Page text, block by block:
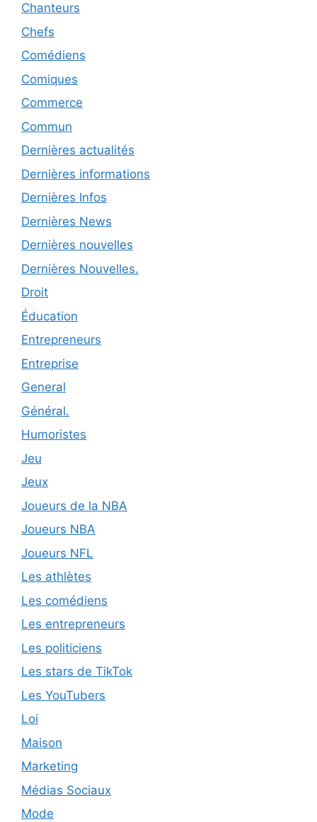
Chanteurs
Chefs
Comédiens
Comiques
Commerce
Commun
Dernières actualités
Dernières informations
Dernières Infos
Dernières News
Dernières nouvelles
Dernières Nouvelles.
Droit
Éducation
Entrepreneurs
Entreprise
General
Général.
Humoristes
Jeu
Jeux
Joueurs de la NBA
Joueurs NBA
Joueurs NFL
Les athlètes
Les comédiens
Les entrepreneurs
Les politiciens
Les stars de TikTok
Les YouTubers
Loi
Maison
Marketing
Médias Sociaux
Mode